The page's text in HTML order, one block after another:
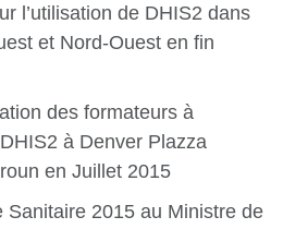
l’utilisation de DHIS2 dans
et Nord-Ouest en fin
des formateurs à
à Denver Plazza
en Juillet 2015
Sanitaire 2015 au Ministre de